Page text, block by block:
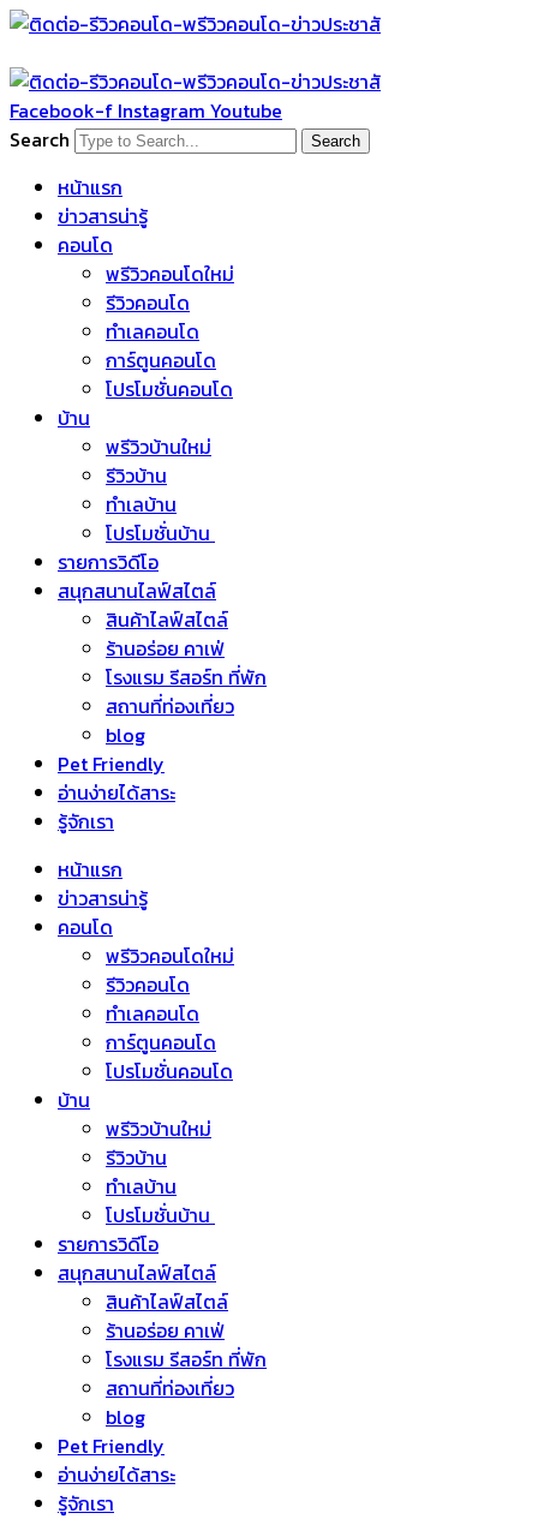
Skip
content
Facebook-f Instagram Youtube
Search
Search
หน้าแรก
ข่าวสารน่ารู้
คอนโด
พรีวิวคอนโดใหม่
รีวิวคอนโด
ทำเลคอนโด
การ์ตูนคอนโด
โปรโมชั่นคอนโด
บ้าน
พรีวิวบ้านใหม่
รีวิวบ้าน
ทำเลบ้าน
โปรโมชั่นบ้าน
รายการวิดีโอ
สนุกสนานไลฟ์สไตล์
สินค้าไลฟ์สไตล์
ร้านอร่อย คาเฟ่
โรงแรม รีสอร์ท ที่พัก
สถานที่ท่องเที่ยว
blog
Pet Friendly
อ่านง่ายได้สาระ
รู้จักเรา
หน้าแรก
ข่าวสารน่ารู้
คอนโด
พรีวิวคอนโดใหม่
รีวิวคอนโด
ทำเลคอนโด
การ์ตูนคอนโด
โปรโมชั่นคอนโด
บ้าน
พรีวิวบ้านใหม่
รีวิวบ้าน
ทำเลบ้าน
โปรโมชั่นบ้าน
รายการวิดีโอ
สนุกสนานไลฟ์สไตล์
สินค้าไลฟ์สไตล์
ร้านอร่อย คาเฟ่
โรงแรม รีสอร์ท ที่พัก
สถานที่ท่องเที่ยว
blog
Pet Friendly
อ่านง่ายได้สาระ
รู้จักเรา